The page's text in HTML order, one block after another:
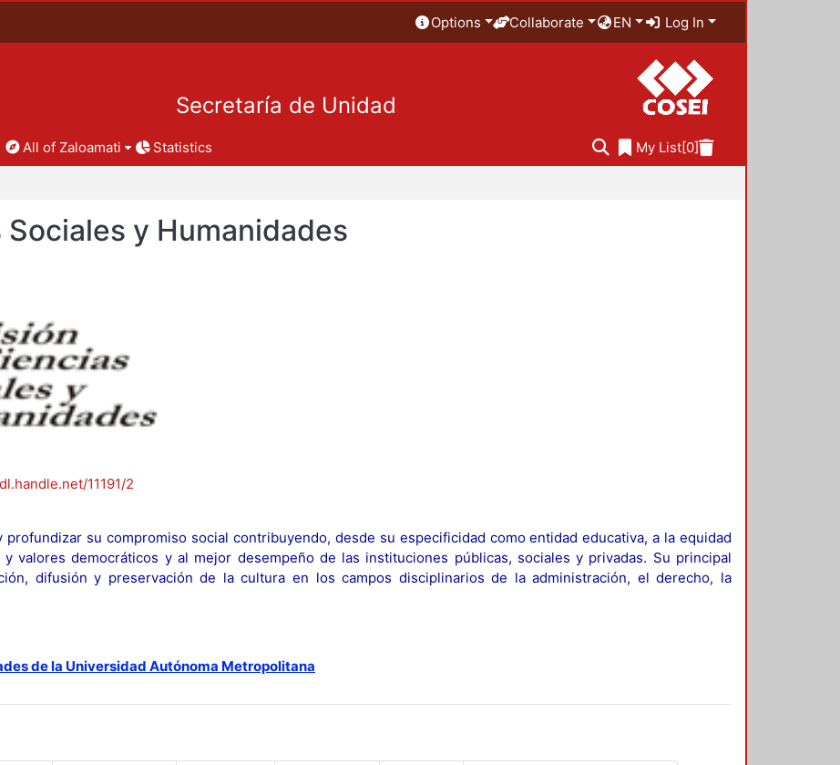
Options Collaborate EN Log In
Secretaría de Unidad
All of Zaloamati Statistics My List[0]
y Humanidades
11191/2
su compromiso social contribuyendo, desde su especificidad como entidad educativa, a la equidad
valores democráticos y al mejor desempeño de las instituciones públicas, sociales y privadas. Su principal
difusión y preservación de la cultura en los campos disciplinarios de la administración, el derecho, la
de la Universidad Autónoma Metropolitana